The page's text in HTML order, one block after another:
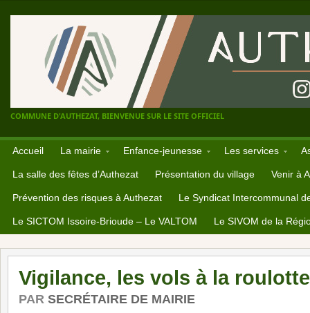
COMMUNE D'AUTHEZAT, BIENVENUE SUR LE SITE OFFICIEL
Accueil La mairie Enfance-jeunesse Les services
La salle des fêtes d’Authezat Présentation du village Venir à
Prévention des risques à Authezat Le Syndicat Intercommunal
Le SICTOM Issoire-Brioude – Le VALTOM Le SIVOM de la
Vigilance, les vols à la
PAR SECRÉTAIRE DE MAIRIE